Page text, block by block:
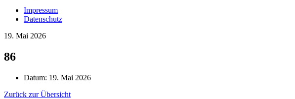
Impressum
Datenschutz
19. Mai 2026
86
Datum: 19. Mai 2026
Zurück zur Übersicht